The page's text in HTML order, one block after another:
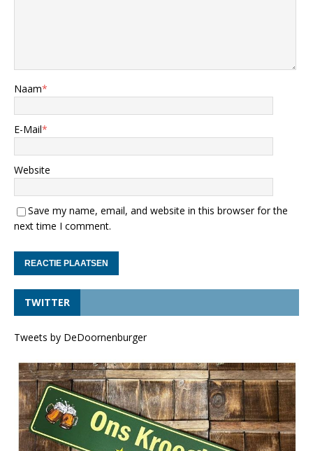
Naam*
E-Mail*
Website
Save my name, email, and website in this browser for the
next time I comment.
TWITTER
Tweets by DeDoornenburger